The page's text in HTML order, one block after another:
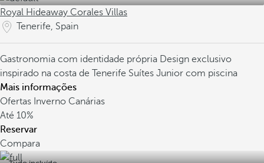
Royal Hideaway Corales Villas
Tenerife, Spain
Gastronomia com identidade própria Design exclusivo
inspirado na costa de Tenerife Suítes Junior com piscina
Mais informações
Ofertas Inverno Canárias
Até 10%
Reservar
Compara